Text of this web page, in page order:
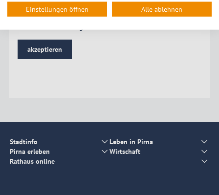
Map Foundation erhoben und gegebenenfalls übertragen.
Bitte beachten Sie die Hinweise in unserer
akzeptieren
Stadtinfo
Leben in Pirna
Pirna erleben
Wirtschaft
Rathaus online
Einstellungen öffnen Alle ablehnen